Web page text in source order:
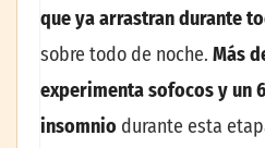
que ya arrastran durante
sobre todo de noche. Más
experimenta sofocos y un
insomnio durante esta